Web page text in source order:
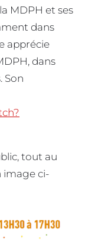
MDPH et ses
dans
apprécie
dans
Son
tout au
image ci-